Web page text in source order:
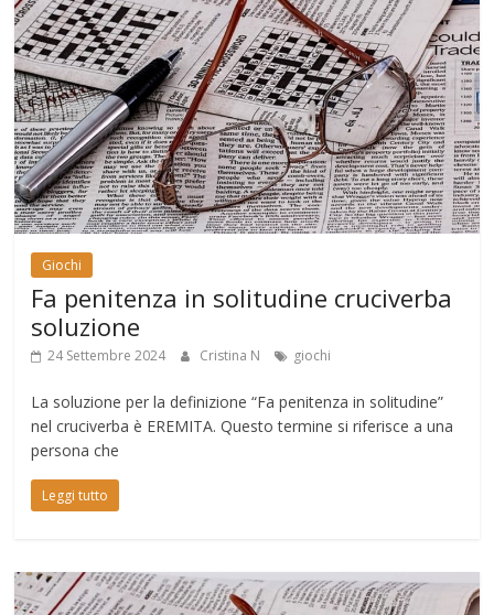
Giochi
Fa penitenza in solitudine cruciverba
soluzione
24 Settembre 2024 Cristina N giochi
La soluzione per la definizione “Fa penitenza in solitudine”
nel cruciverba è EREMITA. Questo termine si riferisce a una
persona che
Leggi tutto